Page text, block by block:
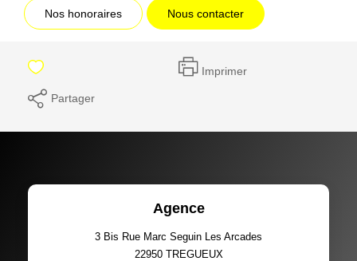
Nos honoraires Nous contacter
Imprimer
Partager
Agence
3 Bis Rue Marc Seguin Les Arcades
22950 TREGUEUX